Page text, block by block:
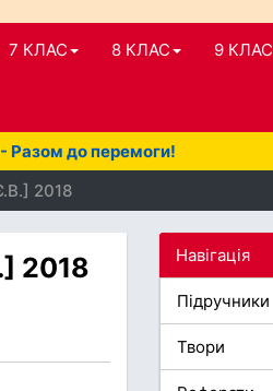
7 КЛАС 8 КЛАС 9 КЛАС
Разом до перемоги!
2018
2018 Навігація
Підручники
Твори